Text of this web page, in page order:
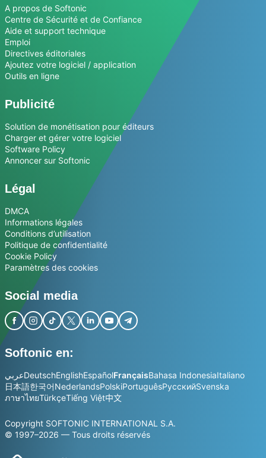
A propos de Softonic
Centre de Sécurité et de Confiance
Aide et support technique
Emploi
Directives éditoriales
Ajoutez votre logiciel / application
Outils en ligne
Publicité
Solution de monétisation pour éditeurs
Charger et gérer votre logiciel
Software Policy
Annoncer sur Softonic
Légal
DMCA
Informations légales
Conditions d’utilisation
Politique de confidentialité
Cookie Policy
Paramètres des cookies
Social media
Softonic en:
عربيDeutschEnglishEspañolFrançaisBahasa IndonesiaItaliano
日本語한국어NederlandsPolskiPortuguêsРусскийSvenska
ภาษาไทยTürkçeTiếng Việt中文
Copyright SOFTONIC INTERNATIONAL S.A.
© 1997–2026 — Tous droits réservés